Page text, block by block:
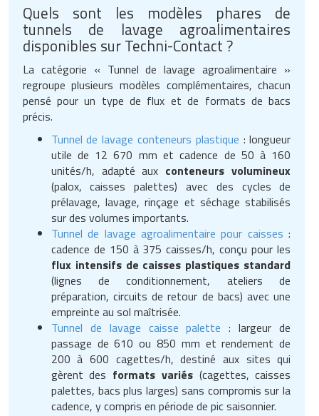
Quels sont les modèles phares de
tunnels de lavage agroalimentaires
disponibles sur Techni-Contact ?
La catégorie « Tunnel de lavage agroalimentaire »
regroupe plusieurs modèles complémentaires, chacun
pensé pour un type de flux et de formats de bacs
précis.
Tunnel de lavage conteneurs plastique : longueur
utile de 12 670 mm et cadence de 50 à 160
unités/h, adapté aux conteneurs volumineux
(palox, caisses palettes) avec des cycles de
prélavage, lavage, rinçage et séchage stabilisés
sur des volumes importants.
Tunnel de lavage agroalimentaire pour caisses :
cadence de 150 à 375 caisses/h, conçu pour les
flux intensifs de caisses plastiques standard
(lignes de conditionnement, ateliers de
préparation, circuits de retour de bacs) avec une
empreinte au sol maîtrisée.
Tunnel de lavage caisse palette : largeur de
passage de 610 ou 850 mm et rendement de
200 à 600 cagettes/h, destiné aux sites qui
gèrent des formats variés(cagettes, caisses
palettes, bacs plus larges) sans compromis sur la
cadence, y compris en période de pic saisonnier.